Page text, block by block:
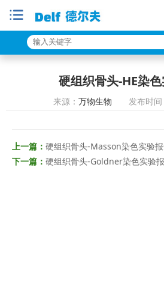
硬组织骨头-HE染
来源： 万物生物 发布时间
上一篇： 硬组织骨头-Masson染色实验
下一篇： 硬组织骨头-Goldner染色实验